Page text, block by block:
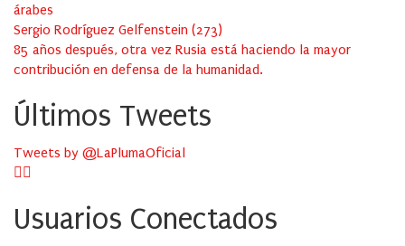
árabes
Sergio Rodríguez Gelfenstein (273)
85 años después, otra vez Rusia está haciendo la mayor
contribución en defensa de la humanidad.
Últimos Tweets
Tweets by @LaPlumaOficial
Usuarios Conectados